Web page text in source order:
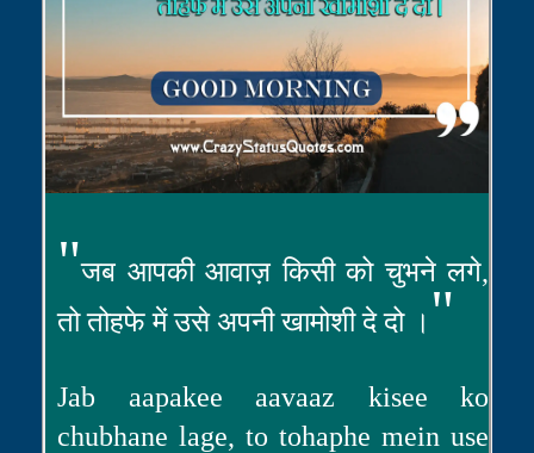
"जब आपकी आवाज़ किसी को चुभने लगे,
तो तोहफे में उसे अपनी खामोशी दे दो । "
Jab aapakee aavaaz kisee ko
chubhane lage, to tohaphe mein use